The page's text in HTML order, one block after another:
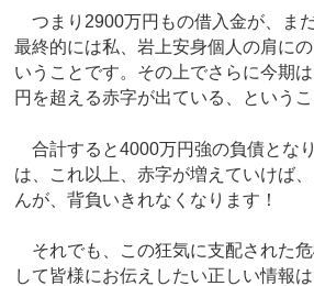
つまり2900万円もの借入金が、ま
最終的には私、岩上安身個人の肩に
いうことです。その上でさらに今期
円を超える赤字が出ている、というこ
合計すると4000万円強の負債とな
は、これ以上、赤字が増えていけば
んが、背負いきれなくなります！
それでも、この狂気に支配された
して皆様にお伝えしたい正しい情報